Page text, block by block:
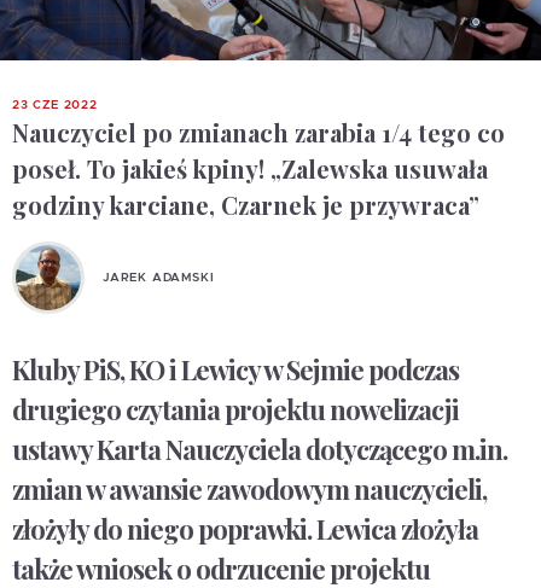
23 CZE 2022
Nauczyciel po zmianach zarabia 1/4 tego co
poseł. To jakieś kpiny! „Zalewska usuwała
godziny karciane, Czarnek je przywraca”
JAREK ADAMSKI
Kluby PiS, KO i Lewicy w Sejmie podczas
drugiego czytania projektu nowelizacji
ustawy Karta Nauczyciela dotyczącego m.in.
zmian w awansie zawodowym nauczycieli,
złożyły do niego poprawki. Lewica złożyła
także wniosek o odrzucenie projektu